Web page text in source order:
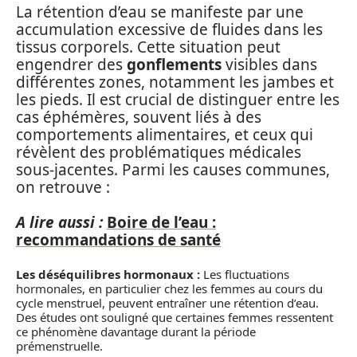
La rétention d’eau se manifeste par une
accumulation excessive de fluides dans les
tissus corporels. Cette situation peut
engendrer desgonflementsvisibles dans
différentes zones, notamment les jambes et
les pieds. Il est crucial de distinguer entre les
cas éphémères, souvent liés à des
comportements alimentaires, et ceux qui
révèlent des problématiques médicales
sous-jacentes. Parmi les causes communes,
on retrouve :
A lire aussi : Boire de l’eau :
recommandations de santé
Les déséquilibres hormonaux : Les fluctuations
hormonales, en particulier chez les femmes au cours du
cycle menstruel, peuvent entraîner une rétention d’eau.
Des études ont souligné que certaines femmes ressentent
ce phénomène davantage durant la période
prémenstruelle.